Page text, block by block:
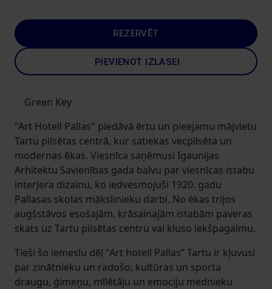
REZERVĒT
PIEVIENOT IZLASEI
Green Key
"Art Hotell Pallas" piedāvā ērtu un pieejamu mājvietu
Tartu pilsētas centrā, kur satiekas vecpilsēta un
modernas ēkas. Viesnīca saņēmusi Igaunijas
Arhitektu Savienības gada balvu par viesnīcas istabu
interjera dizainu, ko iedvesmojuši 1920. gadu
Pallasas skolas mākslinieku darbi. No ēkas trijos
augšstāvos esošajām, krāsainajām istabām paveras
skats uz Tartu pilsētas centru vai kluso iekšpagalmu.
Tieši šo iemeslu dēļ "Art hotell Pallas” Tartu ir kļuvusi
par zinātnieku un radošo, kultūras un sporta
draugu, ģimeņu, mīlētāju un emociju mednieku